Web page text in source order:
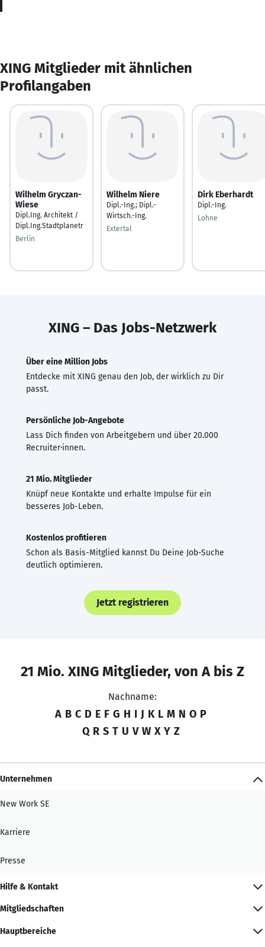
XING Mitglieder mit ähnlichen
Profilangaben
Wilhelm Gryczan-
Wiese
Dipl.Ing. Architekt /
Dipl.Ing.Stadtplanetr
Berlin
Wilhelm Niere
Dipl.-Ing.; Dipl.-
Wirtsch.-Ing.
Extertal
Dirk Eberhardt
Dipl.-Ing.
Lohne
XING – Das Jobs-Netzwerk
Über eine Million Jobs
Entdecke mit XING genau den Job, der wirklich zu Dir
passt.
Persönliche Job-Angebote
Lass Dich finden von Arbeitgebern und über 20.000
Recruiter·innen.
21 Mio. Mitglieder
Knüpf neue Kontakte und erhalte Impulse für ein
besseres Job-Leben.
Kostenlos profitieren
Schon als Basis-Mitglied kannst Du Deine Job-Suche
deutlich optimieren.
Jetzt registrieren
21 Mio. XING Mitglieder, von A bis Z
Nachname:
A B C D E F G H I J K L M N O P
Q R S T U V W X Y Z
Unternehmen
New Work SE
Karriere
Presse
Hilfe & Kontakt
Mitgliedschaften
Hauptbereiche